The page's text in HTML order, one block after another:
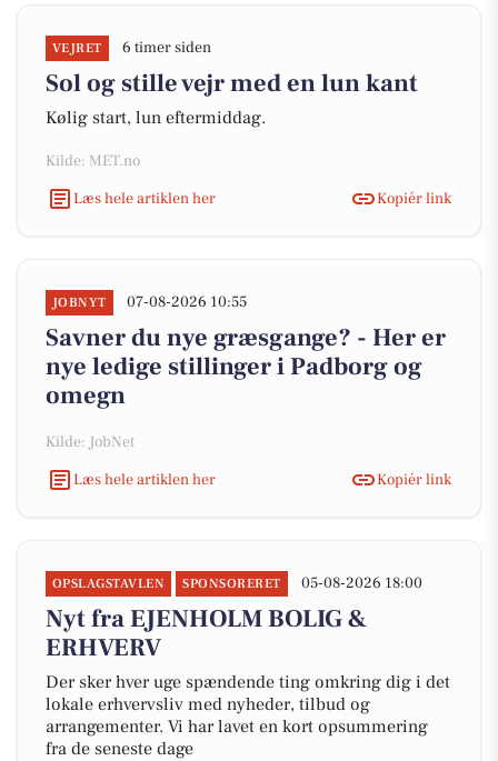
VEJRET 6 timer siden
Sol og stille vejr med en lun kant
Kølig start, lun eftermiddag.
Kilde: MET.no
Læs hele artiklen her
Kopiér link
JOBNYT 07-08-2026 10:55
Savner du nye græsgange? - Her er
nye ledige stillinger i Padborg og
omegn
Kilde: JobNet
Læs hele artiklen her
Kopiér link
OPSLAGSTAVLEN SPONSORERET 05-08-2026 18:00
Nyt fra EJENHOLM BOLIG &
ERHVERV
Der sker hver uge spændende ting omkring dig i det
lokale erhvervsliv med nyheder, tilbud og
arrangementer. Vi har lavet en kort opsummering
fra de seneste dage